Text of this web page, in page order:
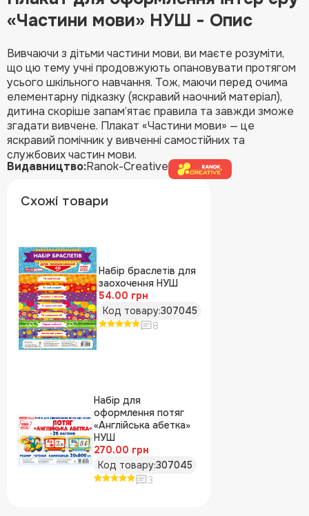
«Частини мови» НУШ - Опис
Вивчаючи з дітьми частини мови, ви маєте розуміти,
що цю тему учні продовжують опановувати протягом
усього шкільного навчання. Тож, маючи перед очима
елементарну підказку (яскравий наочний матеріал),
дитина скоріше запам’ятає правила та завжди зможе
згадати вивчене. Плакат «Частини мови» — це
яскравий помічник у вивченні самостійних та
службових частин мови.
Видавництво:Ranok-Creative
Схожі товари
Набір браслетів для
заохочення НУШ
54.00 грн
Код товару:307045
8
Набір для
оформлення потяг
«Англійська абетка»
НУШ
270.00 грн
Код товару:307045
3